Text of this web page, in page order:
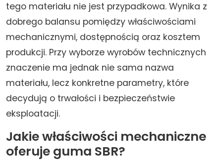
tego materiału nie jest przypadkowa. Wynika z
dobrego balansu pomiędzy właściwościami
mechanicznymi, dostępnością oraz kosztem
produkcji. Przy wyborze wyrobów technicznych
znaczenie ma jednak nie sama nazwa
materiału, lecz konkretne parametry, które
decydują o trwałości i bezpieczeństwie
eksploatacji.
Jakie właściwości mechaniczne
oferuje guma SBR?